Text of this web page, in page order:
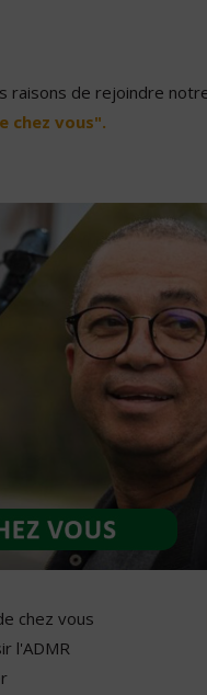
de rejoindre
chez vous".
chez vous
l'ADMR